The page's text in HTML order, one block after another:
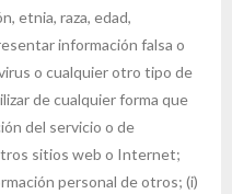
etnia, raza, edad,
información falsa o
o cualquier otro tipo de
de cualquier forma que
del servicio o de
sitios web o Internet;
personal de otros; (i)